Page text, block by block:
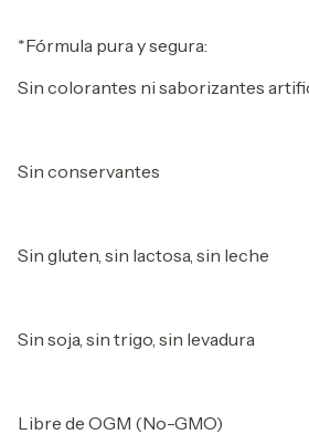
*Fórmula pura y segura:
Sin colorantes ni saborizantes
Sin conservantes
Sin gluten, sin lactosa, sin leche
Sin soja, sin trigo, sin levadura
Libre de OGM (No-GMO)